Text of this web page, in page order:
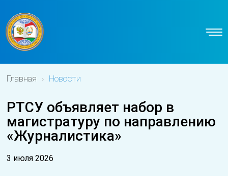
Главная Новости
РТСУ объявляет набор в
магистратуру по направлению
«Журналистика»
3 июля 2026